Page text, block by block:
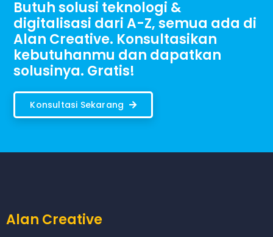
Butuh solusi teknologi &
digitalisasi dari A-Z, semua ada di
Alan Creative. Konsultasikan
kebutuhanmu dan dapatkan
solusinya. Gratis!
Konsultasi Sekarang
Alan Creative